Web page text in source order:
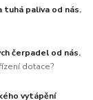
paliva od nás.
čerpadel od nás.
dotace?
vytápění